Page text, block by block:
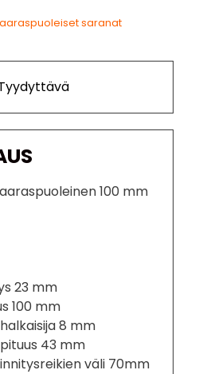
saranat
100 mm
23 mm
100 mm
8 mm
43 mm
väli 70mm